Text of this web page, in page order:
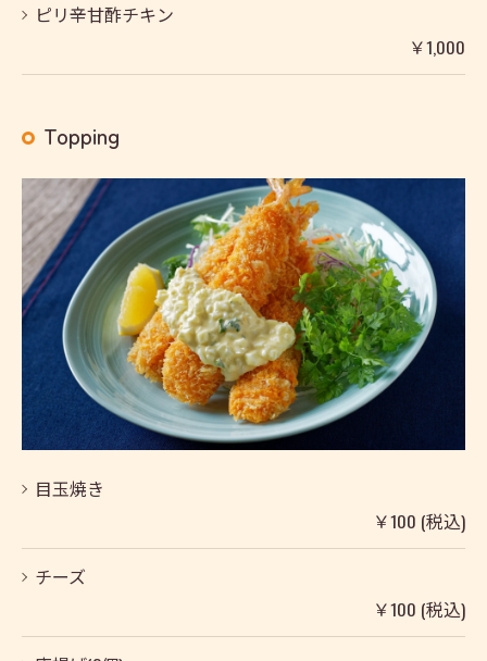
ピリ辛甘酢チキン
￥1,000
Topping
目玉焼き
￥100 (税込)
チーズ
￥100 (税込)